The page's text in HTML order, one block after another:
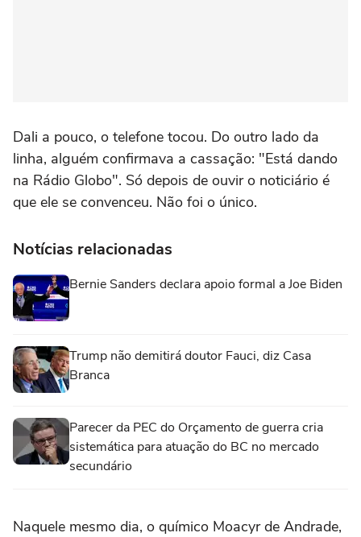
Dali a pouco, o telefone tocou. Do outro lado da
linha, alguém confirmava a cassação: "Está dando
na Rádio Globo". Só depois de ouvir o noticiário é
que ele se convenceu. Não foi o único.
Notícias relacionadas
Bernie Sanders declara apoio formal a Joe Biden
Trump não demitirá doutor Fauci, diz Casa
Branca
Parecer da PEC do Orçamento de guerra cria
sistemática para atuação do BC no mercado
secundário
Naquele mesmo dia, o químico Moacyr de Andrade,